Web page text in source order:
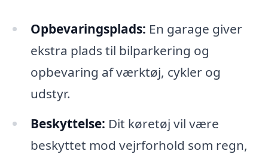
Opbevaringsplads: En garage giver
ekstra plads til bilparkering og
opbevaring af værktøj, cykler og
udstyr.
Beskyttelse: Dit køretøj vil være
beskyttet mod vejrforhold som regn,